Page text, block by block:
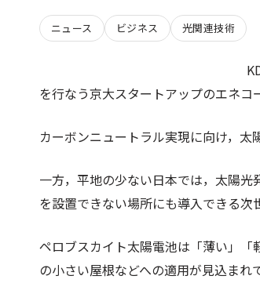
ニュース ビジネス 光関連技術
を行なう京大スタートアップのエネ
カーボンニュートラル実現に向け，太
一方，平地の少ない日本では，太陽
を設置できない場所にも導入できる次
ペロブスカイト太陽電池は「薄い」
の小さい屋根などへの適用が見込ま